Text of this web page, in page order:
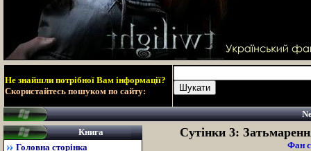
Не знайшли потрібної Вам інформації?
Скористайтесь пошуком по сайту:
Книга
Головна сторінка
Сутінки 3:
Фан